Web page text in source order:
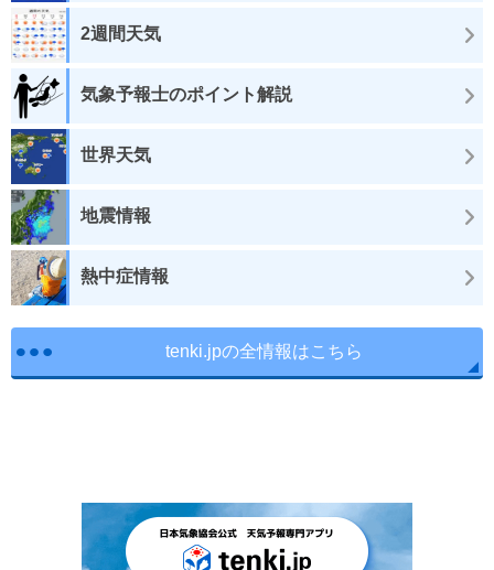
2週間天気
気象予報士のポイント解説
世界天気
地震情報
熱中症情報
tenki.jpの全情報はこちら